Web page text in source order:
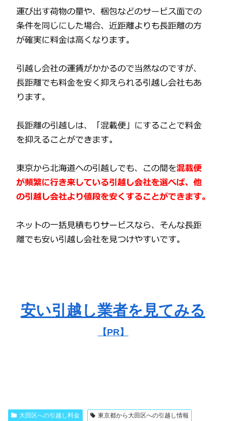
安い引越し業者を見てみる
【PR】
大田区への引越し料金 東京都から大田区への引越し情報